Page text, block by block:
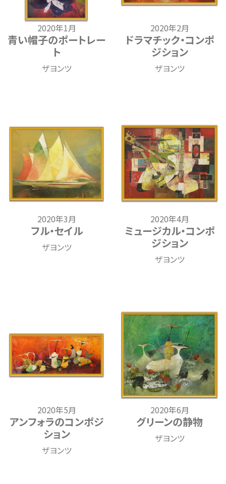
2020年1月
青い帽子のポートレー
ト
ザヨンツ
2020年2月
ドラマチック・コンポ
ジション
ザヨンツ
2020年3月
フル・セイル
ザヨンツ
2020年4月
ミュージカル・コンポ
ジション
ザヨンツ
2020年5月
アンフォラのコンポジ
ション
ザヨンツ
2020年6月
グリーンの静物
ザヨンツ